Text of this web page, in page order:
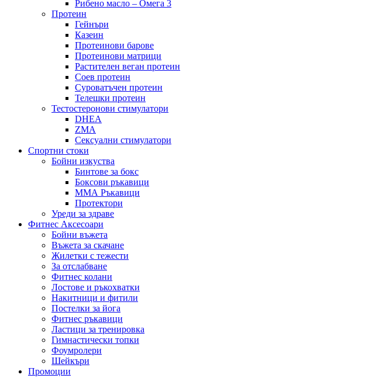
Рибено масло – Омега 3
Протеин
Гейнъри
Казеин
Протеинови барове
Протеинови матрици
Растителен веган протеин
Соев протеин
Суроватъчен протеин
Телешки протеин
Тестостеронови стимулатори
DHEA
ZMA
Сексуални стимулатори
Спортни стоки
Бойни изкуства
Бинтове за бокс
Боксови ръкавици
ММА Ръкавици
Протектори
Уреди за здраве
Фитнес Аксесоари
Бойни въжета
Въжета за скачане
Жилетки с тежести
За отслабване
Фитнес колани
Лостове и ръкохватки
Накитници и фитили
Постелки за йога
Фитнес ръкавици
Ластици за тренировка
Гимнастически топки
Фоумролери
Шейкъри
Промоции